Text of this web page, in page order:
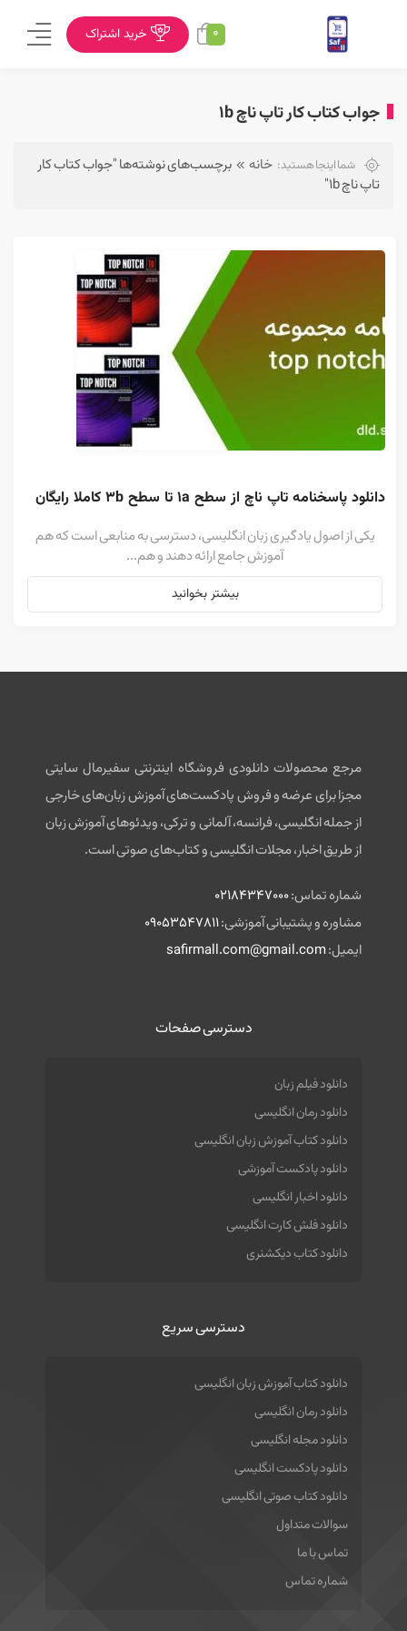
0 خرید اشتراک
جواب کتاب کار تاپ ناچ 1b
شما اینجا هستید: خانه
برچسب‌های نوشته‌ها "جواب کتاب کار
تاپ ناچ 1b"
دانلود پاسخنامه تاپ ناچ از سطح 1a تا سطح 3b کاملا رایگان
یکی از اصول یادگیری زبان انگلیسی، دسترسی به منابعی است که هم
آموزش جامع ارائه دهند و هم...
بیشتر بخوانید
مرجع محصولات دانلودی فروشگاه اینترنتی سفیرمال سایتی
مجزا برای عرضه و فروش پادکست‌های آموزش زبان‌های خارجی
از جمله انگلیسی، فرانسه، آلمانی و ترکی، ویدئوهای آموزش زبان
از طریق اخبار، مجلات انگلیسی و کتاب‌های صوتی است.
شماره تماس:02184347000
مشاوره و پشتیبانی آموزشی:09053547811
ایمیل:safirmall.com@gmail.com
دسترسی صفحات
دانلود فیلم زبان
دانلود رمان انگلیسی
دانلود کتاب آموزش زبان انگلیسی
دانلود پادکست آموزشی
دانلود اخبار انگلیسی
دانلود فلش کارت انگلیسی
دانلود کتاب دیکشنری
دسترسی سریع
دانلود کتاب آموزش زبان انگلیسی
دانلود رمان انگلیسی
دانلود مجله انگلیسی
دانلود پادکست انگلیسی
دانلود کتاب صوتی انگلیسی
سوالات متداول
تماس با ما
شماره تماس